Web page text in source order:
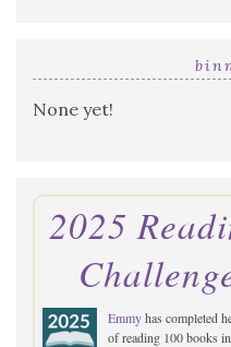
None yet!
2025
Emmyhas completed
of reading 100 books